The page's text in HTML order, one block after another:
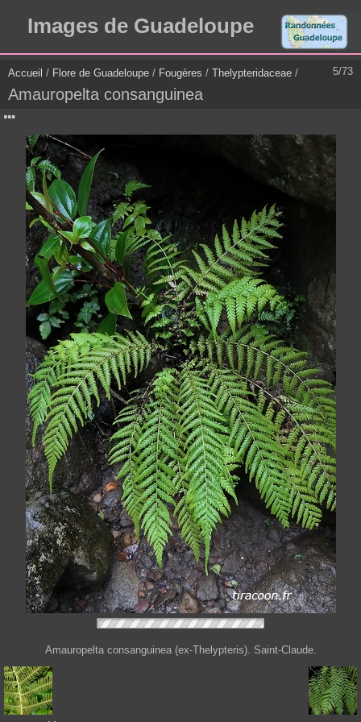
Images de Guadeloupe
5/73
Accueil / Flore de Guadeloupe / Fougères / Thelypteridaceae /
Amauropelta consanguinea
Amauropelta consanguinea (ex-Thelypteris). Saint-Claude.